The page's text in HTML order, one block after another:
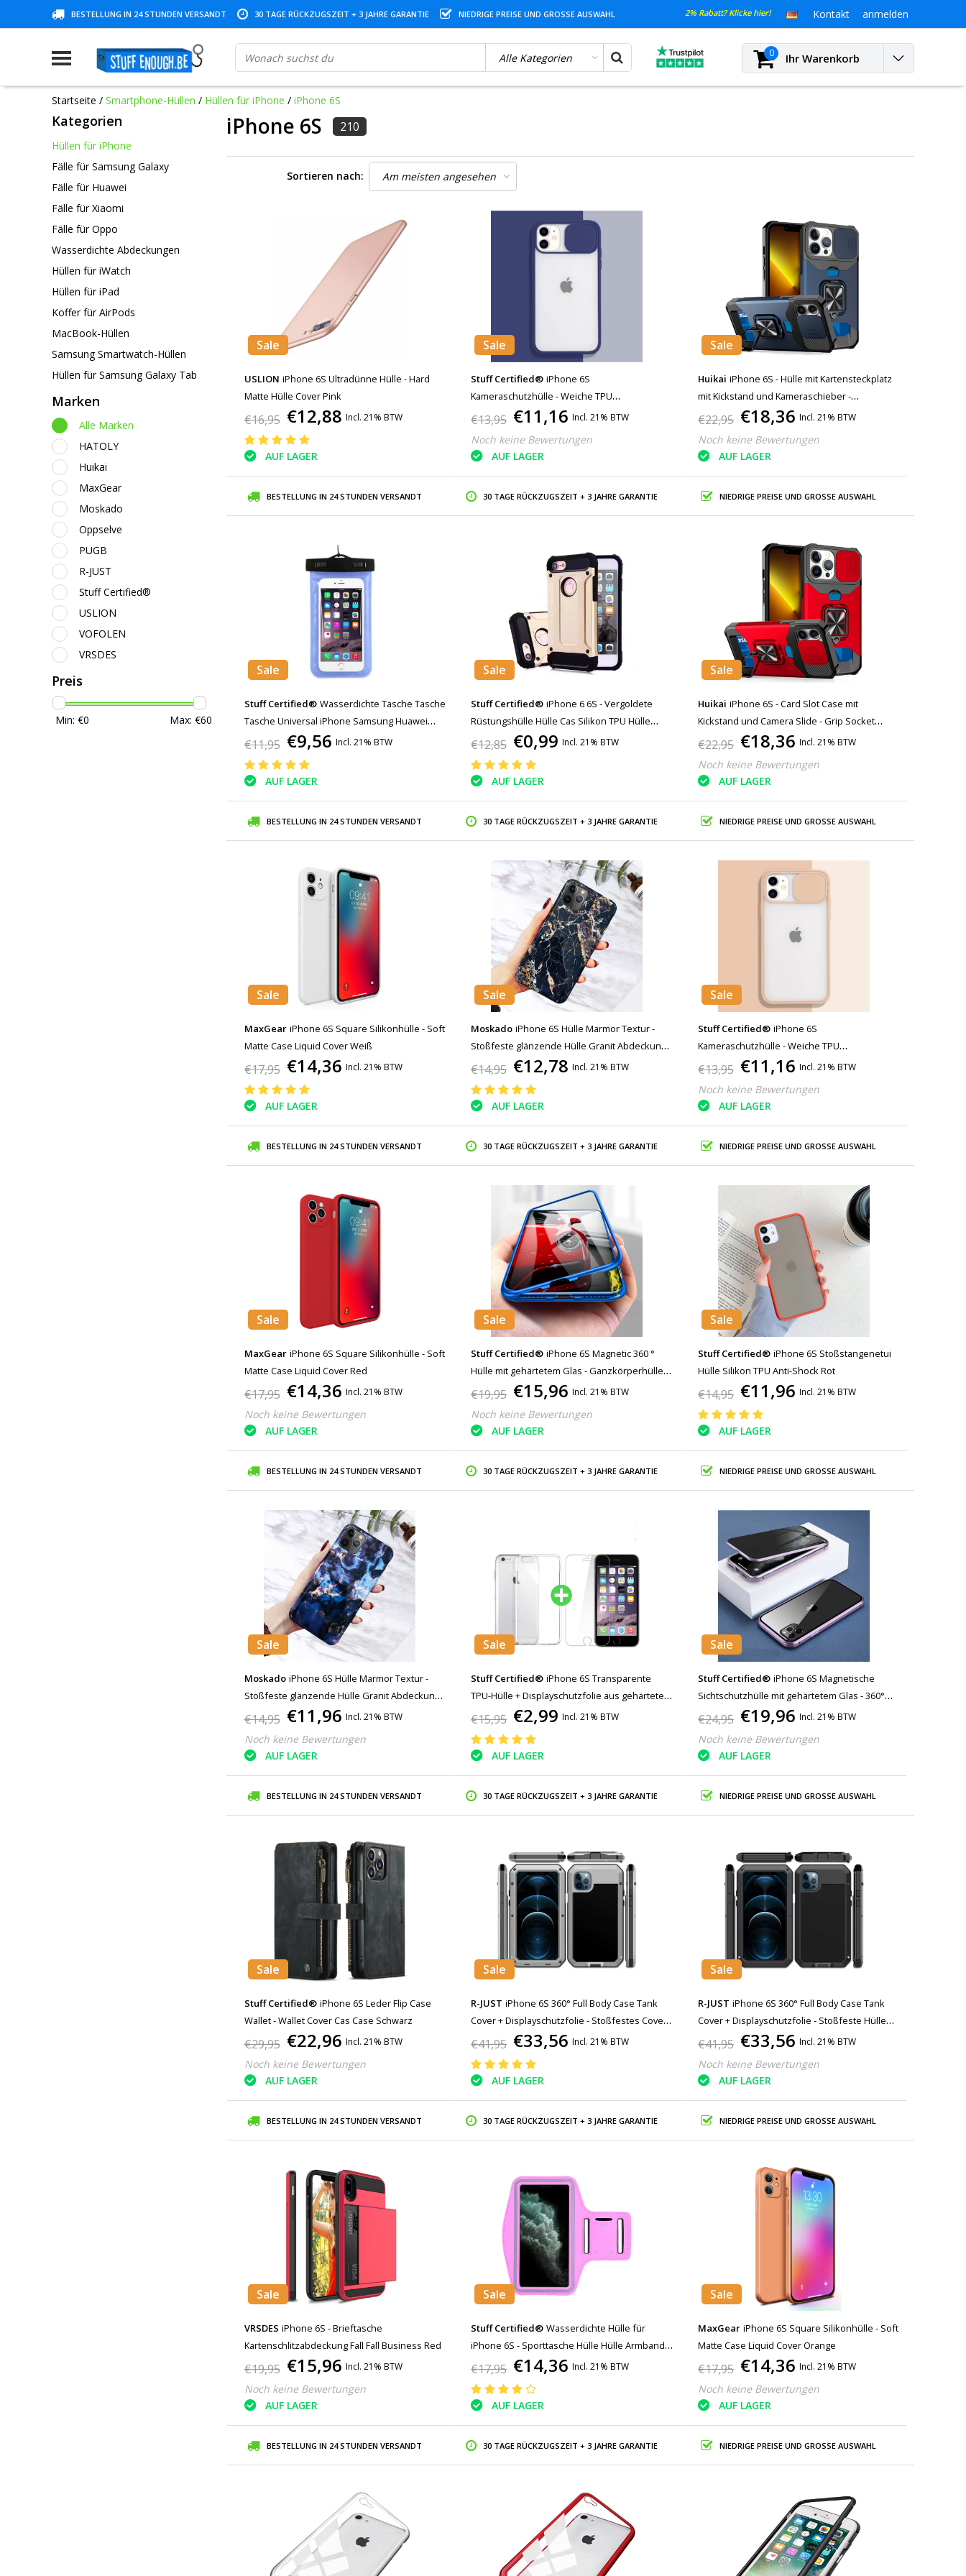
BESTELLUNG IN 24 STUNDEN VERSANDT 30 TAGE RÜCKZUGSZEIT + 3 JAHRE GARANTIE NIEDRIGE PREISE UND GROSSE AUSWAHL 2% Rabatt? Klicke hier! Kontakt anmelden
0 Ihr Warenkorb
Startseite / Smartphone-Hüllen / Hüllen für iPhone / iPhone 6S
Kategorien
Hüllen für iPhone
Fälle für Samsung Galaxy
Fälle für Huawei
Fälle für Xiaomi
Fälle für Oppo
Wasserdichte Abdeckungen
Hüllen für iWatch
Hüllen für iPad
Koffer für AirPods
MacBook-Hüllen
Samsung Smartwatch-Hüllen
Hüllen für Samsung Galaxy Tab
Marken
Alle Marken
HATOLY
Huikai
MaxGear
Moskado
Oppselve
PUGB
R-JUST
Stuff Certified®
USLION
VOFOLEN
VRSDES
Preis
Min: €0 Max: €60
iPhone 6S 210
Sortieren nach:
Sale
USLION iPhone 6S Ultradünne Hülle - Hard
Matte Hülle Cover Pink
€16,95 €12,88 Incl. 21% BTW
AUF LAGER
Sale
Stuff Certified® iPhone 6S
Kameraschutzhülle - Weiche TPU
Transparente Linsenhülle Dunkelblau
€13,95 €11,16 Incl. 21% BTW
Noch keine Bewertungen
AUF LAGER
Sale
Huikai iPhone 6S - Hülle mit Kartensteckplatz
mit Kickstand und Kameraschieber -
Griffbuchse Magnetische Hülle Blau
€22,95 €18,36 Incl. 21% BTW
Noch keine Bewertungen
AUF LAGER
BESTELLUNG IN 24 STUNDEN VERSANDT 30 TAGE RÜCKZUGSZEIT + 3 JAHRE GARANTIE NIEDRIGE PREISE UND GROSSE AUSWAHL
Sale
Stuff Certified® Wasserdichte Tasche Tasche
Tasche Universal iPhone Samsung Huawei
Blue - Bis zu 5,8 "Airbag
€11,95 €9,56 Incl. 21% BTW
AUF LAGER
Sale
Stuff Certified® iPhone 6 6S - Vergoldete
Rüstungshülle Hülle Cas Silikon TPU Hülle
Gold
€12,85 €0,99 Incl. 21% BTW
AUF LAGER
Sale
Huikai iPhone 6S - Card Slot Case mit
Kickstand und Camera Slide - Grip Socket
Magnetic Cover Case Rot
€22,95 €18,36 Incl. 21% BTW
Noch keine Bewertungen
AUF LAGER
BESTELLUNG IN 24 STUNDEN VERSANDT 30 TAGE RÜCKZUGSZEIT + 3 JAHRE GARANTIE NIEDRIGE PREISE UND GROSSE AUSWAHL
Sale
MaxGear iPhone 6S Square Silikonhülle - Soft
Matte Case Liquid Cover Weiß
€17,95 €14,36 Incl. 21% BTW
AUF LAGER
Sale
Moskado iPhone 6S Hülle Marmor Textur -
Stoßfeste glänzende Hülle Granit Abdeckung
Cas TPU
€14,95 €12,78 Incl. 21% BTW
AUF LAGER
Sale
Stuff Certified® iPhone 6S
Kameraschutzhülle - Weiche TPU
Transparente Linsenhülle Rosa
€13,95 €11,16 Incl. 21% BTW
Noch keine Bewertungen
AUF LAGER
BESTELLUNG IN 24 STUNDEN VERSANDT 30 TAGE RÜCKZUGSZEIT + 3 JAHRE GARANTIE NIEDRIGE PREISE UND GROSSE AUSWAHL
Sale
MaxGear iPhone 6S Square Silikonhülle - Soft
Matte Case Liquid Cover Red
€17,95 €14,36 Incl. 21% BTW
Noch keine Bewertungen
AUF LAGER
Sale
Stuff Certified® iPhone 6S Magnetic 360 °
Hülle mit gehärtetem Glas - Ganzkörperhülle +
Displayschutzfolie Blau
€19,95 €15,96 Incl. 21% BTW
Noch keine Bewertungen
AUF LAGER
Sale
Stuff Certified® iPhone 6S Stoßstangenetui
Hülle Silikon TPU Anti-Shock Rot
€14,95 €11,96 Incl. 21% BTW
AUF LAGER
BESTELLUNG IN 24 STUNDEN VERSANDT 30 TAGE RÜCKZUGSZEIT + 3 JAHRE GARANTIE NIEDRIGE PREISE UND GROSSE AUSWAHL
Sale
Moskado iPhone 6S Hülle Marmor Textur -
Stoßfeste glänzende Hülle Granit Abdeckung
Cas TPU
€14,95 €11,96 Incl. 21% BTW
Noch keine Bewertungen
AUF LAGER
Sale
Stuff Certified® iPhone 6S Transparente
TPU-Hülle + Displayschutzfolie aus gehärtetem
Glas
€15,95 €2,99 Incl. 21% BTW
AUF LAGER
Sale
Stuff Certified® iPhone 6S Magnetische
Sichtschutzhülle mit gehärtetem Glas - 360°
Ganzkörper-Schutzhülle + Displayschutzfolie
€24,95 €19,96 Incl. 21% BTW
Noch keine Bewertungen
AUF LAGER
BESTELLUNG IN 24 STUNDEN VERSANDT 30 TAGE RÜCKZUGSZEIT + 3 JAHRE GARANTIE NIEDRIGE PREISE UND GROSSE AUSWAHL
Sale
Stuff Certified® iPhone 6S Leder Flip Case
Wallet - Wallet Cover Cas Case Schwarz
€29,95 €22,96 Incl. 21% BTW
Noch keine Bewertungen
AUF LAGER
Sale
R-JUST iPhone 6S 360° Full Body Case Tank
Cover + Displayschutzfolie - Stoßfestes Cover
Metall Silber
€41,95 €33,56 Incl. 21% BTW
AUF LAGER
Sale
R-JUST iPhone 6S 360° Full Body Case Tank
Cover + Displayschutzfolie - Stoßfeste Hülle
Metall Schwarz
€41,95 €33,56 Incl. 21% BTW
Noch keine Bewertungen
AUF LAGER
BESTELLUNG IN 24 STUNDEN VERSANDT 30 TAGE RÜCKZUGSZEIT + 3 JAHRE GARANTIE NIEDRIGE PREISE UND GROSSE AUSWAHL
Sale
VRSDES iPhone 6S - Brieftasche
Kartenschlitzabdeckung Fall Fall Business Red
€19,95 €15,96 Incl. 21% BTW
Noch keine Bewertungen
AUF LAGER
Sale
Stuff Certified® Wasserdichte Hülle für
iPhone 6S - Sporttasche Hülle Hülle Armband
Jogging Running Hard Pink
€17,95 €14,36 Incl. 21% BTW
AUF LAGER
Sale
MaxGear iPhone 6S Square Silikonhülle - Soft
Matte Case Liquid Cover Orange
€17,95 €14,36 Incl. 21% BTW
Noch keine Bewertungen
AUF LAGER
BESTELLUNG IN 24 STUNDEN VERSANDT 30 TAGE RÜCKZUGSZEIT + 3 JAHRE GARANTIE NIEDRIGE PREISE UND GROSSE AUSWAHL